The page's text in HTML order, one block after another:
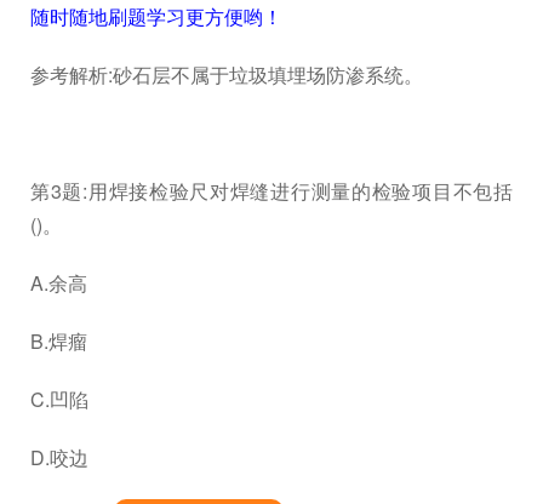
随时随地刷题学习更方便哟！
参考解析:砂石层不属于垃圾填埋场防渗系统。
第3题:用焊接检验尺对焊缝进行测量的检验项目不包括
()。
A.余高
B.焊瘤
C.凹陷
D.咬边